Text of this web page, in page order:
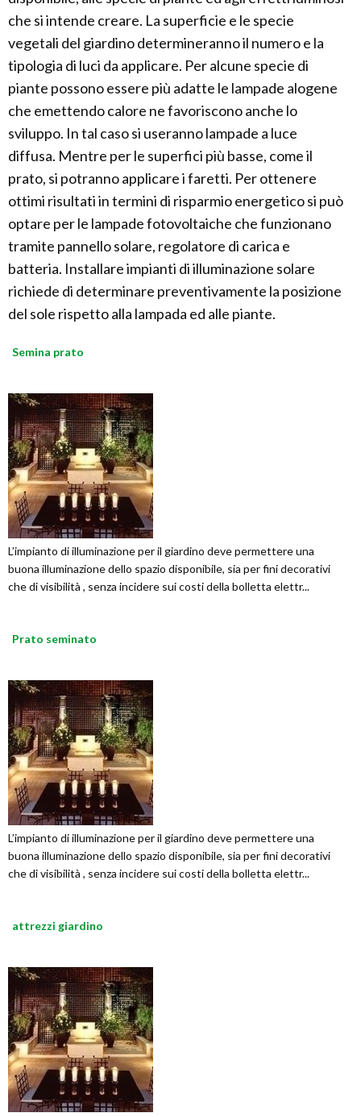
che si intende creare. La superficie e le specie
vegetali del giardino determineranno il numero e la
tipologia di luci da applicare. Per alcune specie di
piante possono essere più adatte le lampade alogene
che emettendo calore ne favoriscono anche lo
sviluppo. In tal caso si useranno lampade a luce
diffusa. Mentre per le superfici più basse, come il
prato, si potranno applicare i faretti. Per ottenere
ottimi risultati in termini di risparmio energetico si può
optare per le lampade fotovoltaiche che funzionano
tramite pannello solare, regolatore di carica e
batteria. Installare impianti di illuminazione solare
richiede di determinare preventivamente la posizione
del sole rispetto alla lampada ed alle piante.
Semina prato
L’impianto di illuminazione per il giardino deve permettere una
buona illuminazione dello spazio disponibile, sia per fini decorativi
che di visibilità , senza incidere sui costi della bolletta elettr...
Prato seminato
L’impianto di illuminazione per il giardino deve permettere una
buona illuminazione dello spazio disponibile, sia per fini decorativi
che di visibilità , senza incidere sui costi della bolletta elettr...
attrezzi giardino